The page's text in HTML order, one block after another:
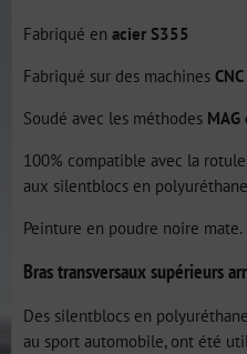
Fabriqué en acier S355
Fabriqué sur des machines CNC
Soudé avec les méthodes MAG
100% compatible avec la
aux silentblocs en
Peinture en poudre noire mate.
Bras transversaux supérieurs
Des silentblocs en
au sport automobile, ont été